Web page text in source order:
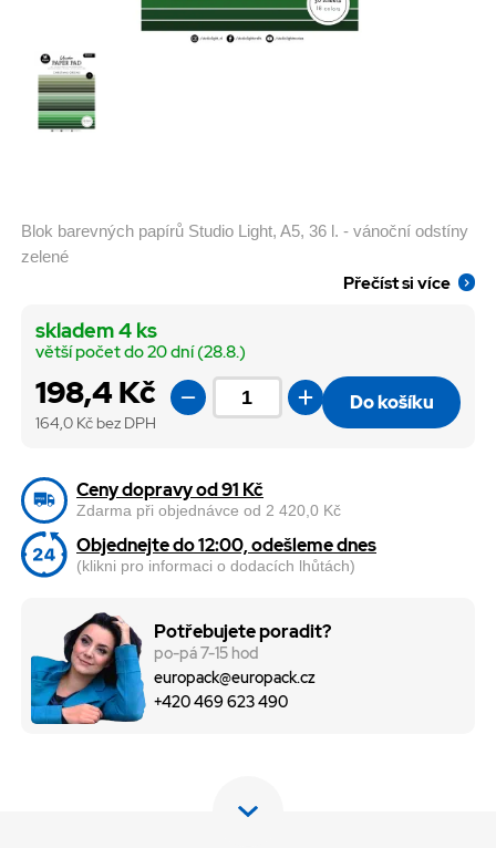
Blok barevných papírů Studio Light, A5, 36 l. - vánoční odstíny
zelené
Přečíst si více
198,4 Kč
164,0 Kč bez DPH
skladem 4 ks
větší počet do 20 dní (28.8.)
Do košíku
Ceny dopravy od 91 Kč
Zdarma při objednávce od 2 420,0 Kč
Objednejte do 12:00, odešleme dnes
(klikni pro informaci o dodacích lhůtách)
Potřebujete poradit?
po-pá 7-15 hod
europack@europack.cz
+420 469 623 490